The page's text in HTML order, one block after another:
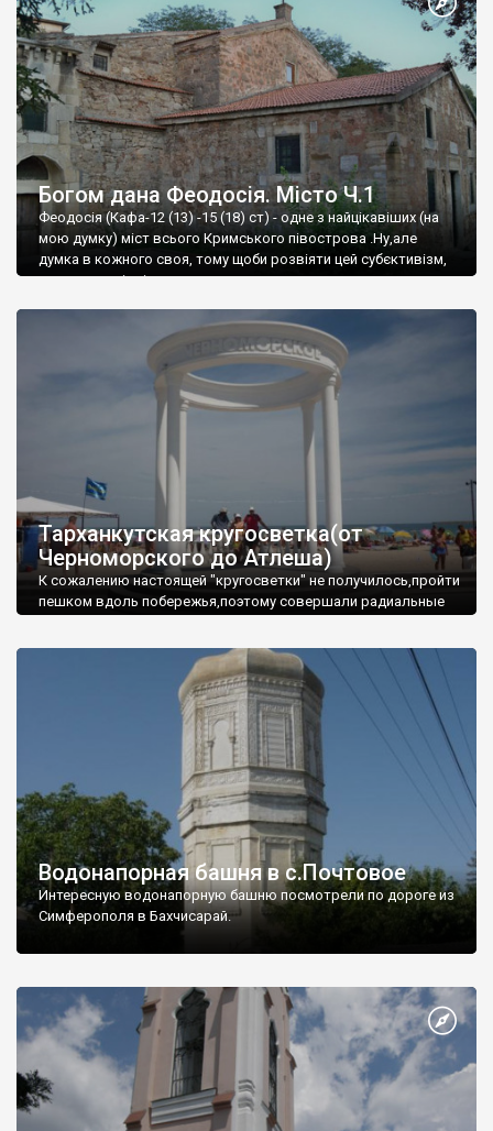
Богом дана Феодосія. Місто Ч.1
Феодосія (Кафа-12 (13) -15 (18) ст) - одне з найцікавіших (на
мою думку) міст всього Кримського півострова .Ну,але
думка в кожного своя, тому щоби розвіяти цей субєктивізм,
запрошую відвідати це
Тарханкутская кругосветка(от
Черноморского до Атлеша)
К сожалению настоящей "кругосветки" не получилось,пройти
пешком вдоль побережья,поэтому совершали радиальные
Водонапорная башня в с.Почтовое
Интересную водонапорную башню посмотрели по дороге из
Симферополя в Бахчисарай.